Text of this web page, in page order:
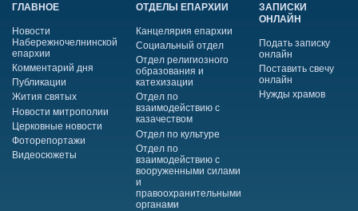
ГЛАВНОЕ
Новости
Набережночелнинской
епархии
Комментарий дня
Публикации
Жития святых
Новости митрополии
Церковные новости
Фоторепортажи
Видеосюжеты
ОТДЕЛЫ ЕПАРХИИ
Канцелярия епархии
Социальный отдел
Отдел религиозного
образования и
катехизации
Отдел по
взаимодействию с
казачеством
Отдел по культуре
Отдел по
взаимодействию с
вооруженными силами
и
правоохранительными
органами
ЗАПИСКИ
ОНЛАЙН
Подать записку
онлайн
Поставить свечу
онлайн
Нужды храмов